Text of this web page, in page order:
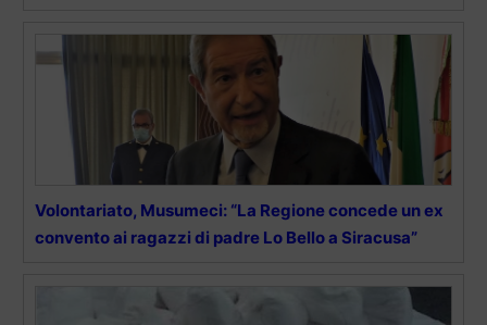
Volontariato, Musumeci: “La Regione concede un ex
convento ai ragazzi di padre Lo Bello a Siracusa”